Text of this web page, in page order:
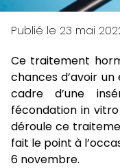
Publié le 23 mai
Ce traitement
chances d’avoir
cadre d’une
fécondation in
déroule ce
fait le point à
6 novembre.